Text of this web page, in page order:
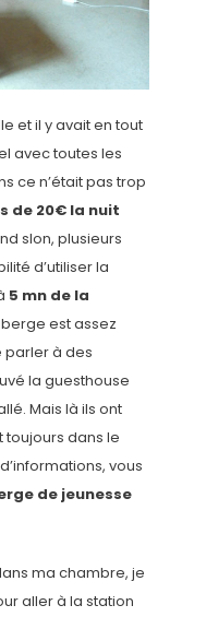
et il y avait en tout
avec toutes les
ce n’était pas trop
de 20€ la nuit
slon, plusieurs
d’utiliser la
5 mn de la
est assez
parler à des
la guesthouse
Mais là ils ont
toujours dans le
vous
de jeunesse
ma chambre, je
aller à la station